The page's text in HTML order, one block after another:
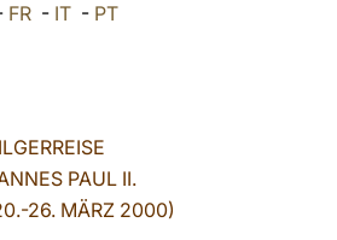
FR - IT - PT
PAUL II.
26. MÄRZ 2000)